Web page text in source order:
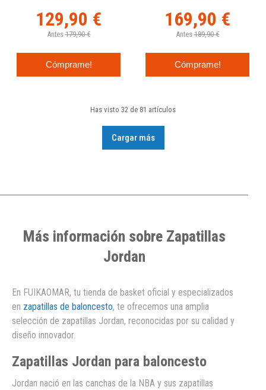
129,90 €
Antes 179,90 €
Cómprame!
169,90 €
Antes 189,90 €
Cómprame!
Has visto 32 de 81 artículos
Cargar más
Más información sobre Zapatillas
Jordan
En FUIKAOMAR, tu tienda de basket oficial y especializados
en zapatillas de baloncesto, te ofrecemos una amplia
selección de zapatillas Jordan, reconocidas por su calidad y
diseño innovador.
Zapatillas Jordan para baloncesto
Jordan nació en las canchas de la NBA y sus zapatillas